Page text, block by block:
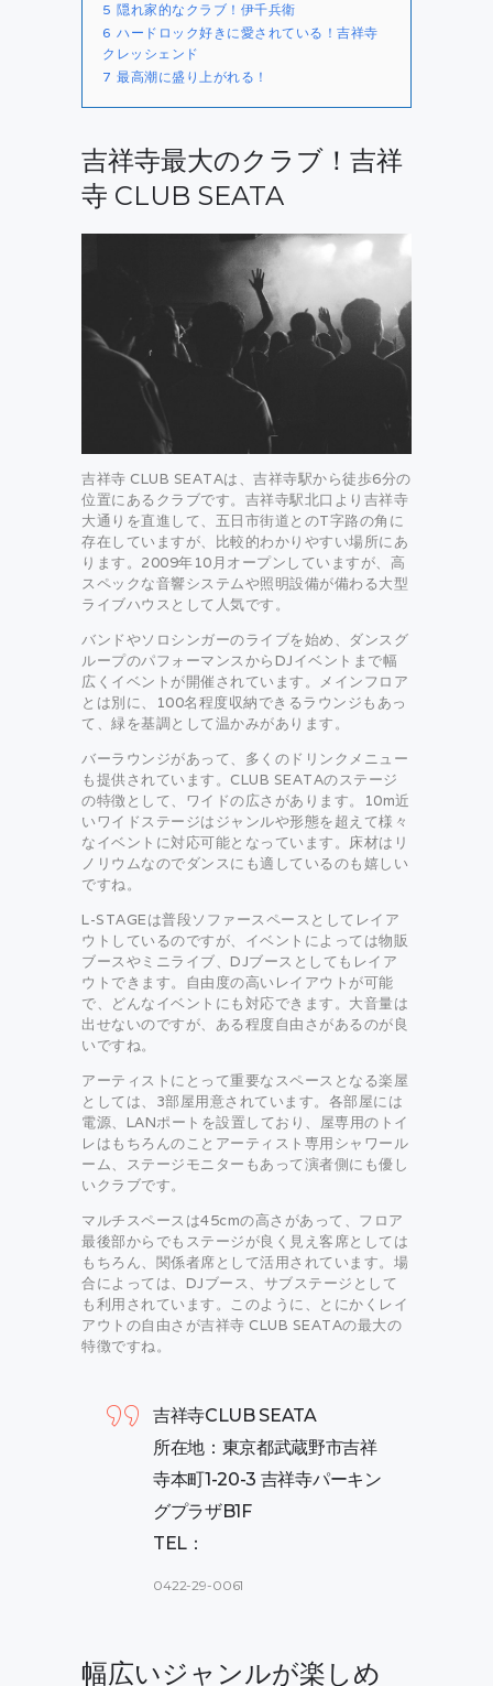
5 隠れ家的なクラブ！伊千兵衛
6 ハードロック好きに愛されている！吉祥寺
クレッシェンド
7 最高潮に盛り上がれる！
吉祥寺最大のクラブ！吉祥
寺 CLUB SEATA
吉祥寺 CLUB SEATAは、吉祥寺駅から徒歩6分の
位置にあるクラブです。吉祥寺駅北口より吉祥寺
大通りを直進して、五日市街道とのT字路の角に
存在していますが、比較的わかりやすい場所にあ
ります。2009年10月オープンしていますが、高
スペックな音響システムや照明設備が備わる大型
ライブハウスとして人気です。
バンドやソロシンガーのライブを始め、ダンスグ
ループのパフォーマンスからDJイベントまで幅
広くイベントが開催されています。メインフロア
とは別に、100名程度収納できるラウンジもあっ
て、緑を基調として温かみがあります。
バーラウンジがあって、多くのドリンクメニュー
も提供されています。CLUB SEATAのステージ
の特徴として、ワイドの広さがあります。10m近
いワイドステージはジャンルや形態を超えて様々
なイベントに対応可能となっています。床材はリ
ノリウムなのでダンスにも適しているのも嬉しい
ですね。
L-STAGEは普段ソファースペースとしてレイア
ウトしているのですが、イベントによっては物販
ブースやミニライブ、DJブースとしてもレイア
ウトできます。自由度の高いレイアウトが可能
で、どんなイベントにも対応できます。大音量は
出せないのですが、ある程度自由さがあるのが良
いですね。
アーティストにとって重要なスペースとなる楽屋
としては、3部屋用意されています。各部屋には
電源、LANポートを設置しており、屋専用のトイ
レはもちろんのことアーティスト専用シャワール
ーム、ステージモニターもあって演者側にも優し
いクラブです。
マルチスペースは45cmの高さがあって、フロア
最後部からでもステージが良く見え客席としては
もちろん、関係者席として活用されています。場
合によっては、DJブース、サブステージとして
も利用されています。このように、とにかくレイ
アウトの自由さが吉祥寺 CLUB SEATAの最大の
特徴ですね。
吉祥寺CLUB SEATA
所在地：東京都武蔵野市吉祥
寺本町1-20-3 吉祥寺パーキン
グプラザB1F
TEL：
0422-29-0061
幅広いジャンルが楽しめ